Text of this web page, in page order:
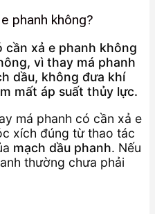
phanh không?
cần xả e phanh không
vì thay má phanh
dầu, không đưa khí
mất áp suất thủy lực.
má phanh có cần xả e
xích đúng từ thao tác
mạch dầu phanh. Nếu
thường chưa phải